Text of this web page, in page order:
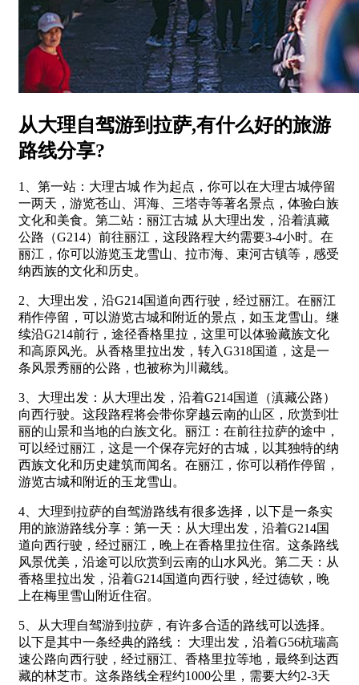
从大理自驾游到拉萨,有什么好的旅游
路线分享?
1、第一站：大理古城 作为起点，你可以在大理古城停留
一两天，游览苍山、洱海、三塔寺等著名景点，体验白族
文化和美食。第二站：丽江古城 从大理出发，沿着滇藏
公路（G214）前往丽江，这段路程大约需要3-4小时。在
丽江，你可以游览玉龙雪山、拉市海、束河古镇等，感受
纳西族的文化和历史。
2、大理出发，沿G214国道向西行驶，经过丽江。在丽江
稍作停留，可以游览古城和附近的景点，如玉龙雪山。继
续沿G214前行，途径香格里拉，这里可以体验藏族文化
和高原风光。从香格里拉出发，转入G318国道，这是一
条风景秀丽的公路，也被称为川藏线。
3、大理出发：从大理出发，沿着G214国道（滇藏公路）
向西行驶。这段路程将会带你穿越云南的山区，欣赏到壮
丽的山景和当地的白族文化。丽江：在前往拉萨的途中，
可以经过丽江，这是一个保存完好的古城，以其独特的纳
西族文化和历史建筑而闻名。在丽江，你可以稍作停留，
游览古城和附近的玉龙雪山。
4、大理到拉萨的自驾游路线有很多选择，以下是一条实
用的旅游路线分享：第一天：从大理出发，沿着G214国
道向西行驶，经过丽江，晚上在香格里拉住宿。这条路线
风景优美，沿途可以欣赏到云南的山水风光。第二天：从
香格里拉出发，沿着G214国道向西行驶，经过德钦，晚
上在梅里雪山附近住宿。
5、从大理自驾游到拉萨，有许多合适的路线可以选择。
以下是其中一条经典的路线： 大理出发，沿着G56杭瑞高
速公路向西行驶，经过丽江、香格里拉等地，最终到达西
藏的林芝市。这条路线全程约1000公里，需要大约2-3天